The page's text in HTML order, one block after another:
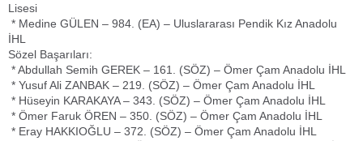
Lisesi
* Medine GÜLEN – 984. (EA) – Uluslararası Pendik Kız Anadolu
İHL
Sözel Başarıları:
* Abdullah Semih GEREK – 161. (SÖZ) – Ömer Çam Anadolu İHL
* Yusuf Ali ZANBAK – 219. (SÖZ) – Ömer Çam Anadolu İHL
* Hüseyin KARAKAYA – 343. (SÖZ) – Ömer Çam Anadolu İHL
* Ömer Faruk ÖREN – 350. (SÖZ) – Ömer Çam Anadolu İHL
* Eray HAKKIOĞLU – 372. (SÖZ) – Ömer Çam Anadolu İHL